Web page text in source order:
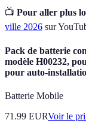
📺 Pour aller plus
ville 2026 sur
Pack de batterie
modèle H00232,
pour auto-
Batterie Mobile
71.99 EURVoir le